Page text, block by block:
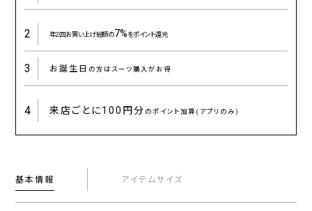
2 年2回お買い上げ総額の7%をポイント還元
3 お誕生日 の方はスーツ購入がお得
4 来店ごとに100円分 のポイント加算(アプリのみ)
基本情報 アイテムサイズ